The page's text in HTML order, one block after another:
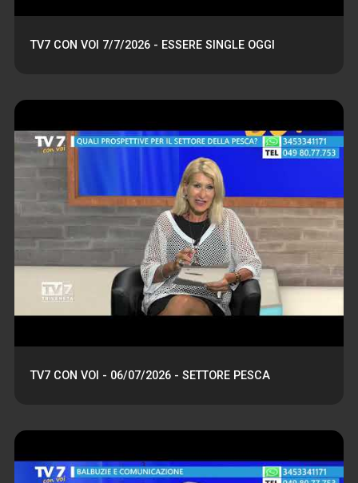
TV7 CON VOI 7/7/2026 - ESSERE SINGLE OGGI
TV7 CON VOI - 06/07/2026 - SETTORE PESCA